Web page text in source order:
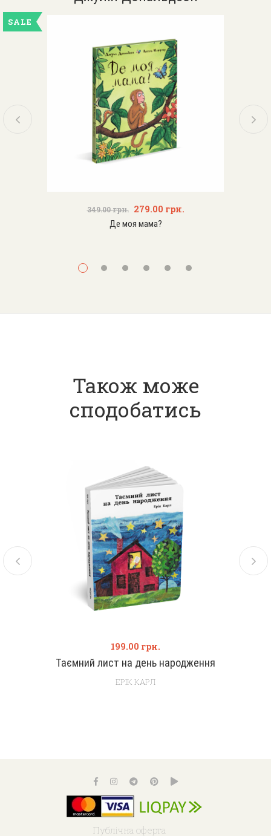
SALE
Де моя мама?
349.00грн. 279.00 грн.
Також може
сподобатись
Таємний лист на день народження
199.00 грн.
ЕРІК КАРЛ
Публічна оферта